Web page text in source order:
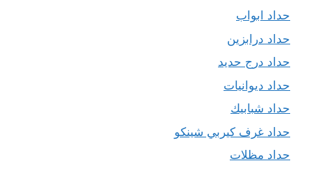
حداد ابواب
حداد درابزين
حداد درج حديد
حداد ديوانيات
حداد شبابيك
حداد غرف كيربي شينكو
حداد مظلات